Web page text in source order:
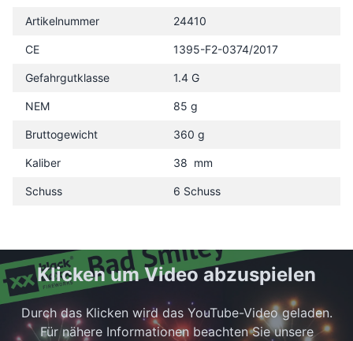
Artikelnummer 24410
CE 1395-F2-0374/2017
Gefahrgutklasse 1.4 G
NEM 85 g
Bruttogewicht 360 g
Kaliber 38 mm
Schuss 6 Schuss
Klicken um Video abzuspielen
Durch das Klicken wird das YouTube-Video geladen.
Für nähere Informationen beachten Sie unsere